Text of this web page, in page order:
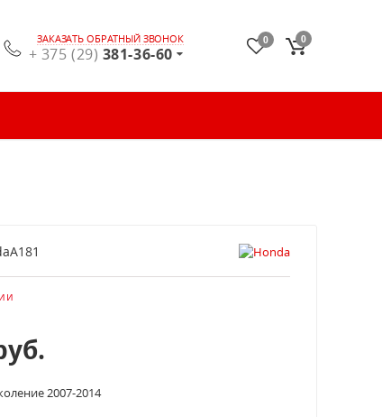
ЗАКАЗАТЬ ОБРАТНЫЙ ЗВОНОК
+ 375 (29) 381-36-60
0 0
2007-2014